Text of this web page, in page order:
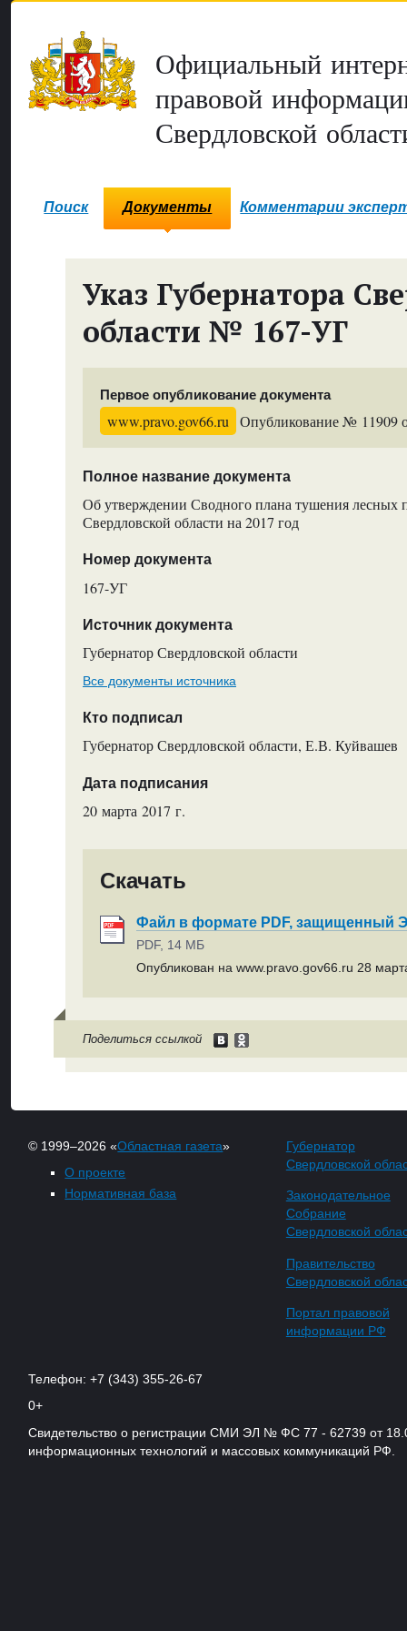
Официальный
правовой
Свердловской
Поиск Документы Комментарии
Указ Губернатора
области № 167-УГ
Первое опубликование документа
www.pravo.gov66.ru Опубликование № 11909
Полное название документа
Об утверждении Сводного плана тушения лесных
Свердловской области на 2017 год
Номер документа
167-УГ
Источник документа
Губернатор Свердловской области
Все документы источника
Кто подписал
Губернатор Свердловской области, Е.В. Куйвашев
Дата подписания
20 марта 2017 г.
Скачать
Файл в формате PDF, защищенный
PDF, 14 МБ
Опубликован на www.pravo.gov66.ru 28
Поделиться ссылкой
© 1999–2026 «Областная газета»
О проекте
Нормативная база
Губернатор
Свердловской
Законодательное
Собрание
Свердловской
Правительство
Свердловской
Портал правовой
информации РФ
Телефон: +7 (343) 355-26-67
0+
Свидетельство о регистрации СМИ ЭЛ № ФС 77 - 62739 от
информационных технологий и массовых коммуникаций РФ.